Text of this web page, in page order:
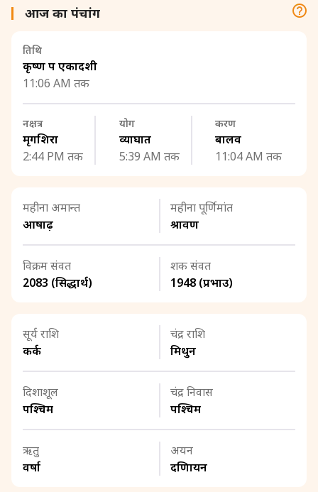
आज का पंचांग
तिथि
कृष्ण पक्ष एकादशी
11:06 AM तक
नक्षत्र
मृगशिरा
2:44 PM तक
योग
व्याघात
5:39 AM तक
करण
बालव
11:04 AM तक
महीना अमान्त
आषाढ़
महीना पूर्णिमांत
श्रावण
विक्रम संवत
2083 (सिद्धार्थ)
शक संवत
1948 (प्रभाउ)
सूर्य राशि
कर्क
चंद्र राशि
मिथुन
दिशाशूल
पश्चिम
चंद्र निवास
पश्चिम
ऋतु
वर्षा
अयन
दक्षिणायन